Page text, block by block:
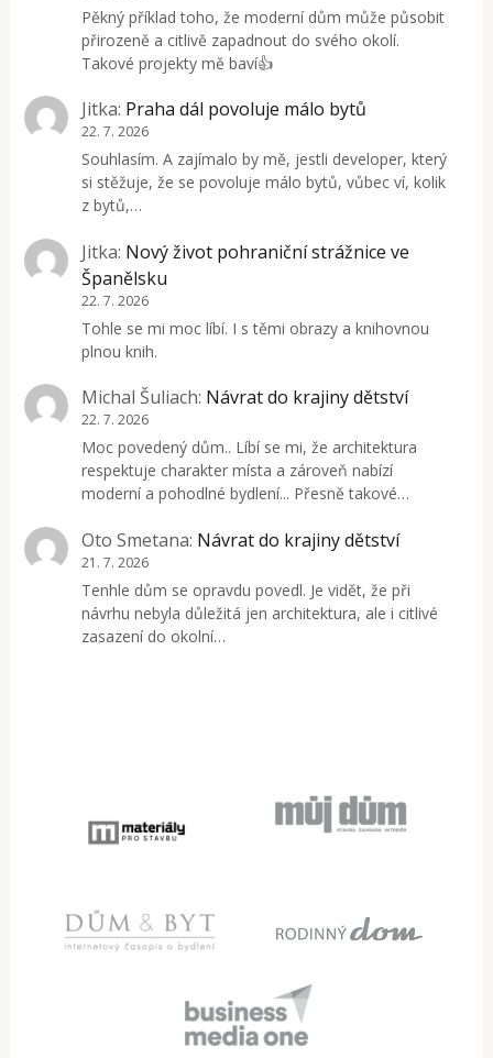
Pěkný příklad toho, že moderní dům může působit
přirozeně a citlivě zapadnout do svého okolí.
Takové projekty mě baví👍
Jitka: Praha dál povoluje málo bytů
22. 7. 2026
Souhlasím. A zajímalo by mě, jestli developer, který
si stěžuje, že se povoluje málo bytů, vůbec ví, kolik
z bytů,…
Jitka: Nový život pohraniční strážnice ve
Španělsku
22. 7. 2026
Tohle se mi moc líbí. I s těmi obrazy a knihovnou
plnou knih.
Michal Šuliach: Návrat do krajiny dětství
22. 7. 2026
Moc povedený dům.. Líbí se mi, že architektura
respektuje charakter místa a zároveň nabízí
moderní a pohodlné bydlení... Přesně takové…
Oto Smetana: Návrat do krajiny dětství
21. 7. 2026
Tenhle dům se opravdu povedl. Je vidět, že při
návrhu nebyla důležitá jen architektura, ale i citlivé
zasazení do okolní…